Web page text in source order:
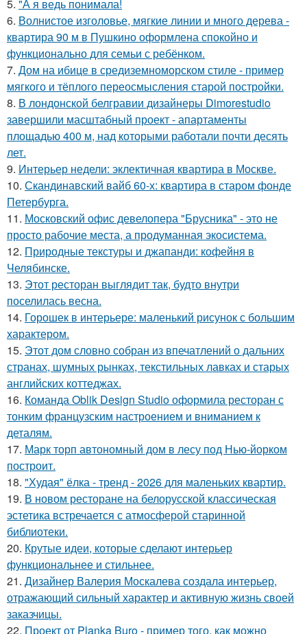
5. "А я ведь понимала!
6. Волнистое изголовье, мягкие линии и много дерева -
квартира 90 м в Пушкино оформлена спокойно и
функционально для семьи с ребёнком.
7. Дом на ибице в средиземноморском стиле - пример
мягкого и тёплого переосмысления старой постройки.
8. В лондонской белгравии дизайнеры Dimorestudio
завершили масштабный проект - апартаменты
площадью 400 м, над которыми работали почти десять
лет.
9. Интерьер недели: эклектичная квартира в Москве.
10. Скандинавский вайб 60-х: квартира в старом фонде
Петербурга.
11. Московский офис девелопера "Брусника" - это не
просто рабочие места, а продуманная экосистема.
12. Природные текстуры и джапанди: кофейня в
Челябинске.
13. Этот ресторан выглядит так, будто внутри
поселилась весна.
14. Горошек в интерьере: маленький рисунок с большим
характером.
15. Этот дом словно собран из впечатлений о дальних
странах, шумных рынках, текстильных лавках и старых
английских коттеджах.
16. Команда Oblik Design Studio оформила ресторан с
тонким французским настроением и вниманием к
деталям.
17. Марк торп автономный дом в лесу под Нью-йорком
построит.
18. "Худая" ёлка - тренд - 2026 для маленьких квартир.
19. В новом ресторане на белорусской классическая
эстетика встречается с атмосферой старинной
библиотеки.
20. Крутые идеи, которые сделают интерьер
функциональнее и стильнее.
21. Дизайнер Валерия Москалева создала интерьер,
отражающий сильный характер и активную жизнь своей
заказчицы.
22. Проект от Planka Buro - пример того, как можно